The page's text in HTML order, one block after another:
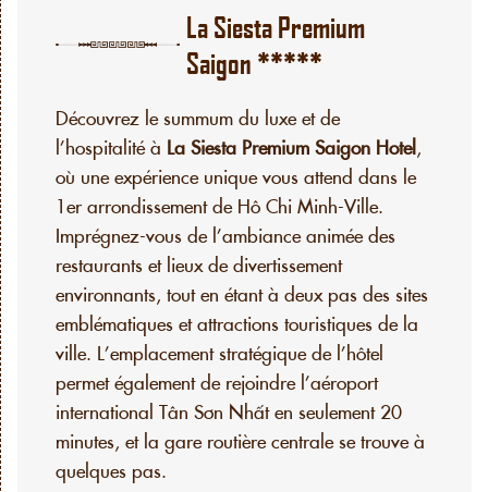
La Siesta Premium
Saigon *****
Découvrez le summum du luxe et de
l’hospitalité à La Siesta Premium Saigon Hotel,
où une expérience unique vous attend dans le
1er arrondissement de Hô Chi Minh-Ville.
Imprégnez-vous de l’ambiance animée des
restaurants et lieux de divertissement
environnants, tout en étant à deux pas des sites
emblématiques et attractions touristiques de la
ville. L’emplacement stratégique de l’hôtel
permet également de rejoindre l’aéroport
international Tân Sơn Nhất en seulement 20
minutes, et la gare routière centrale se trouve à
quelques pas.